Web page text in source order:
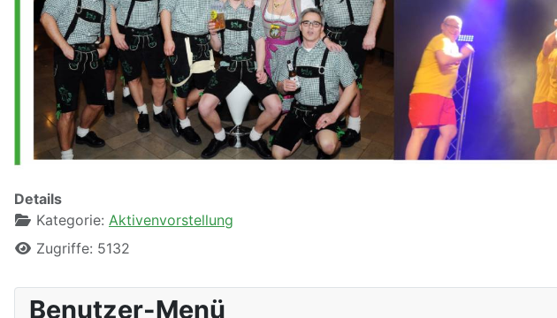
Benutzer-Menü
Details
Kategorie: Aktivenvorstellung
Zugriffe: 5132